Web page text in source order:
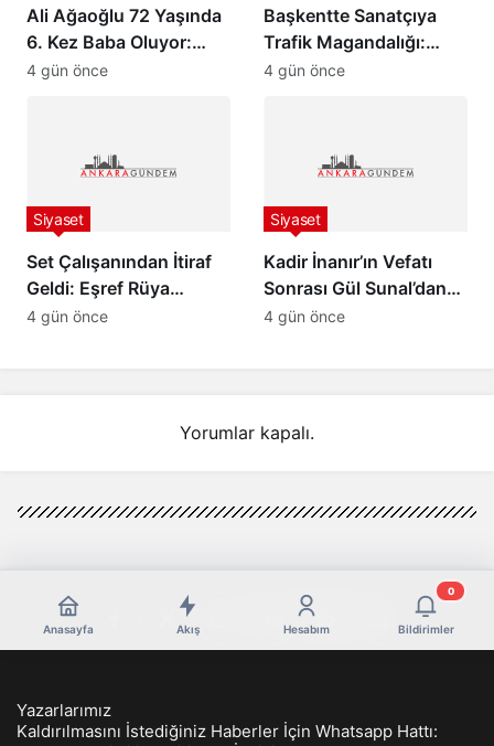
Ali Ağaoğlu 72 Yaşında
6. Kez Baba Oluyor:
Sevgilisine Dudak
4 gün önce
Başkentte Sanatçıya
Trafik Magandalığı:
İsmail Altunsaray ile
4 gün önce
Set Çalışanından İtiraf
Geldi: Eşref Rüya
Dizisinin Asıl Bitme
Siyaset
4 gün önce
Kadir İnanır’ın Vefatı
Sonrası Gül Sunal’dan
Duygulandıran İtiraf
Siyaset
4 gün önce
Yorumlar kapalı.
Anasayfa Akış Hesabım Bildirimler
0
Yazarlarımız
Kaldırılmasını İstediğiniz Haberler İçin Whatsapp Hattı: